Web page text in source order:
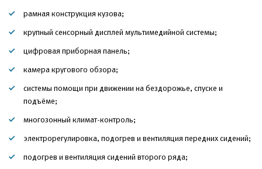
рамная конструкция кузова;
крупный сенсорный дисплей мультимедийной системы;
цифровая приборная панель;
камера кругового обзора;
системы помощи при движении на бездорожье, спуске и
подъёме;
многозонный климат-контроль;
электрорегулировка, подогрев и вентиляция передних сидений;
подогрев и вентиляция сидений второго ряда;